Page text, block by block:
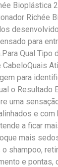
Bioplástica
Richée
para
Qual Tipo
para
o Resultado
uma
e com
a ficar
mais
shampoo,
e pontas,